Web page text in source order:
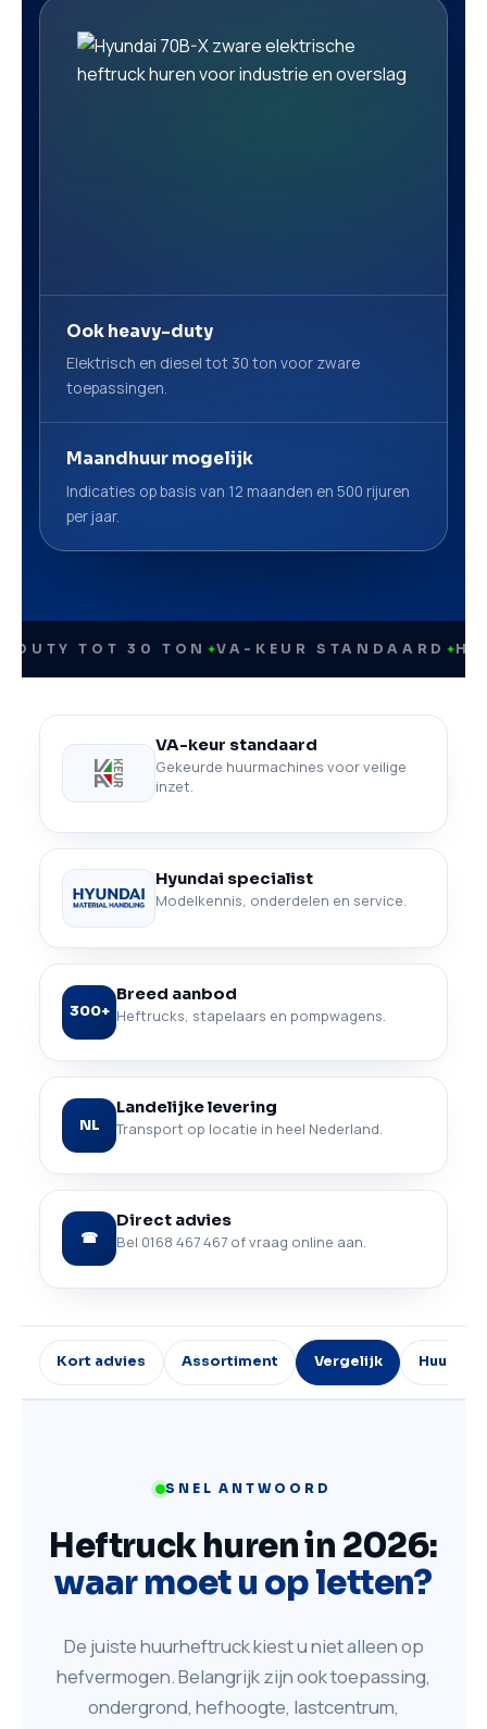
Ook heavy-duty
Elektrisch en diesel tot 30 ton voor zware
toepassingen.
Maandhuur mogelijk
Indicaties op basis van 12 maanden en 500 rijuren
per jaar.
TOT 30 TON✦ VA-KEUR STANDAARD✦
VA-keur standaard
Gekeurde huurmachines voor veilige
inzet.
Hyundai specialist
Modelkennis, onderdelen en service.
300+
Breed aanbod
Heftrucks, stapelaars en pompwagens.
NL
Landelijke levering
Transport op locatie in heel Nederland.
☎
Direct advies
Bel 0168 467 467 of vraag online aan.
Kort advies Assortiment Vergelijk
SNEL ANTWOORD
Heftruck huren in 2026:
waar moet u op letten?
De juiste huurheftruck kiest u niet alleen op
hefvermogen. Belangrijk zijn ook toepassing,
ondergrond, hefhoogte, lastcentrum,